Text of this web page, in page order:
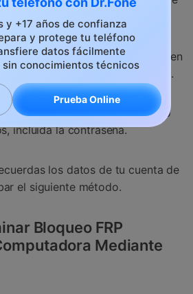
de Google.
dispositivo Samsung y haz clic en
de la columna izquierda.
que la opción Borrar dispositivo
incluida la contraseña.
los datos de tu cuenta de
el siguiente método.
Bloqueo FRP
Mediante
y +17 años de confianza
y protege tu teléfono
datos fácilmente
sin conocimientos técnicos
Prueba Online